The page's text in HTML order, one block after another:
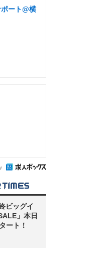
ート@横
ビッグイ
」本日
ート！